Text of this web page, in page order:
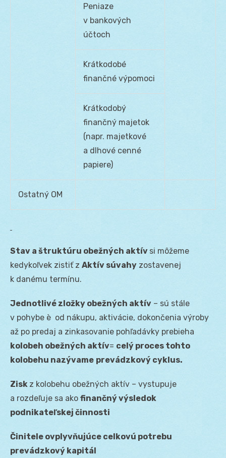
Peniaze
v bankových
účtoch
Krátkodobé
finančné výpomoci
Krátkodobý
finančný majetok
(napr. majetkové
a dlhové cenné
papiere)
Ostatný OM
Stav a štruktúru obežných aktív si môžeme
kedykoľvek zistiť z Aktív súvahy zostavenej
k danému termínu.
Jednotlivé zložky obežných aktív – sú stále
v pohybe è od nákupu, aktivácie, dokončenia výroby
až po predaj a zinkasovanie pohľadávky prebieha
kolobeh obežných aktív= celý proces tohto
kolobehu nazývame prevádzkový cyklus.
Zisk z kolobehu obežných aktív – vystupuje
a rozdeľuje sa ako finančný výsledok
podnikateľskej činnosti
Činitele ovplyvňujúce celkovú potrebu
prevádzkový kapitál